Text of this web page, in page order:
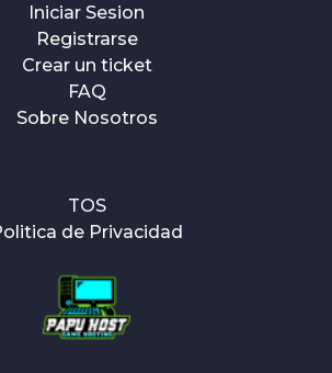
Iniciar Sesion
Registrarse
Crear un ticket
FAQ
Sobre Nosotros
TOS
de Privacidad